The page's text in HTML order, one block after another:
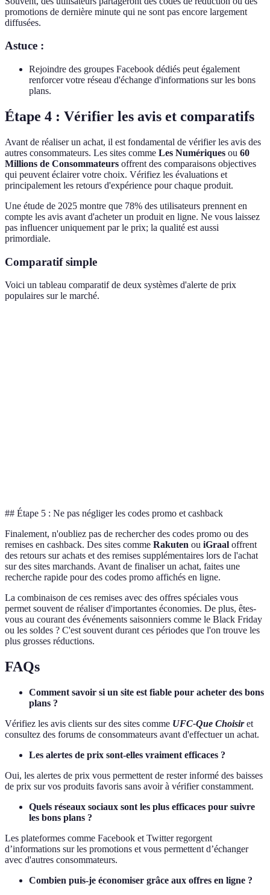
promotions de dernière minute qui ne sont pas encore largement
diffusées.
Astuce :
Rejoindre des groupes Facebook dédiés peut également
renforcer votre réseau d'échange d'informations sur les bons
plans.
Étape 4 : Vérifier les avis et comparatifs
Avant de réaliser un achat, il est fondamental de vérifier les avis des
autres consommateurs. Les sites comme Les Numériques ou 60
Millions de Consommateurs offrent des comparaisons objectives
qui peuvent éclairer votre choix. Vérifiez les évaluations et
principalement les retours d'expérience pour chaque produit.
Une étude de 2025 montre que 78% des utilisateurs prennent en
compte les avis avant d'acheter un produit en ligne. Ne vous laissez
pas influencer uniquement par le prix; la qualité est aussi
primordiale.
Comparatif simple
Voici un tableau comparatif de deux systèmes d'alerte de prix
populaires sur le marché.
## Étape 5 : Ne pas négliger les codes promo et cashback
Finalement, n'oubliez pas de rechercher des codes promo ou des
remises en cashback. Des sites comme Rakuten ou iGraal offrent
des retours sur achats et des remises supplémentaires lors de l'achat
sur des sites marchands. Avant de finaliser un achat, faites une
recherche rapide pour des codes promo affichés en ligne.
La combinaison de ces remises avec des offres spéciales vous
permet souvent de réaliser d'importantes économies. De plus, êtes-
vous au courant des événements saisonniers comme le Black Friday
ou les soldes ? C'est souvent durant ces périodes que l'on trouve les
plus grosses réductions.
FAQs
Comment savoir si un site est fiable pour acheter des bons
plans ?
Vérifiez les avis clients sur des sites comme UFC-Que Choisiret
consultez des forums de consommateurs avant d'effectuer un achat.
Les alertes de prix sont-elles vraiment efficaces ?
Oui, les alertes de prix vous permettent de rester informé des baisses
de prix sur vos produits favoris sans avoir à vérifier constamment.
Quels réseaux sociaux sont les plus efficaces pour suivre
les bons plans ?
Les plateformes comme Facebook et Twitter regorgent
d’informations sur les promotions et vous permettent d’échanger
avec d'autres consommateurs.
Combien puis-je économiser grâce aux offres en ligne ?